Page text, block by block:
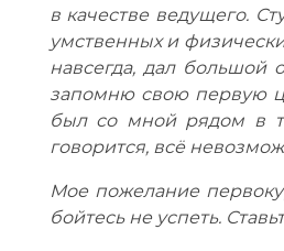
в качестве ведущего.
умственных и
навсегда, дал большой
запомню свою первую
был со мной рядом в
говорится, всё
Мое пожелание
бойтесь не успеть.